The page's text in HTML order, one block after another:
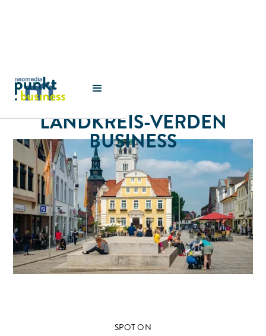
LANDKREIS-VERDEN
BUSINESS
SPOT ON